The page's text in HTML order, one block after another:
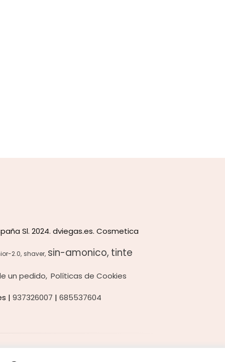
Sl. 2024. dviegas.es. Cosmetica
2.0 shaver sin-amonico tinte
un pedido Políticas de Cookies
| 937326007 | 685537604